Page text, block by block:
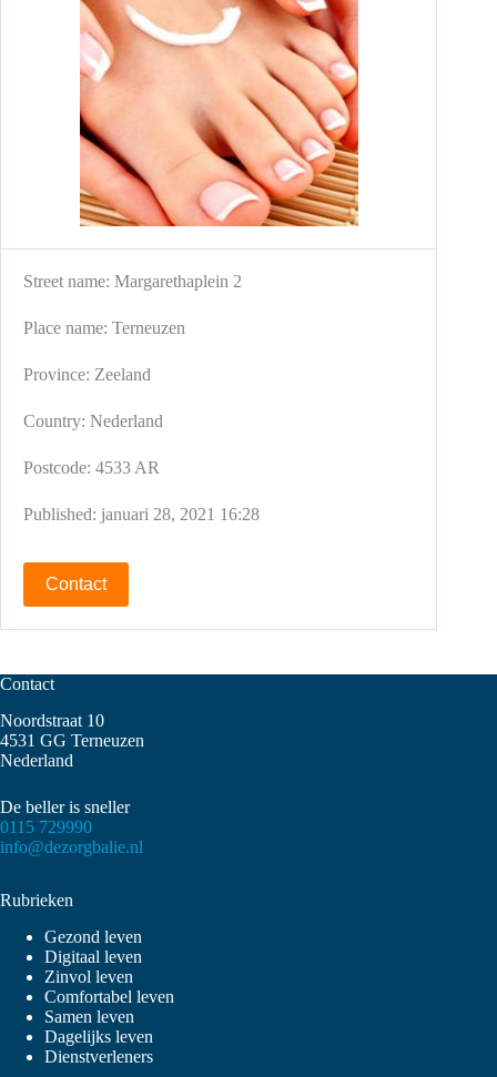
Street name: Margarethaplein 2
Place name: Terneuzen
Province: Zeeland
Country: Nederland
Postcode: 4533 AR
Published: januari 28, 2021 16:28
Contact
Contact
Noordstraat 10
4531 GG Terneuzen
Nederland
De beller is sneller
0115 729990
info@dezorgbalie.nl
Rubrieken
Gezond leven
Digitaal leven
Zinvol leven
Comfortabel leven
Samen leven
Dagelijks leven
Dienstverleners